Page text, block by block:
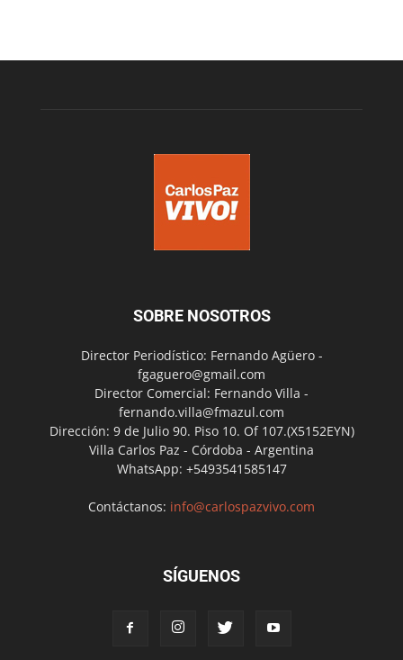
SOBRE NOSOTROS
Director Periodístico: Fernando Agüero -
fgaguero@gmail.com
Director Comercial: Fernando Villa -
fernando.villa@fmazul.com
Dirección: 9 de Julio 90. Piso 10. Of 107.(X5152EYN)
Villa Carlos Paz - Córdoba - Argentina
WhatsApp: +5493541585147
Contáctanos: info@carlospazvivo.com
SÍGUENOS